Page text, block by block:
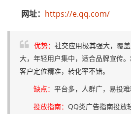
网址： https://e.qq.com/
优势： 社交应用极其强大，覆
大，年轻用户集中，适合品牌宣传
客户定位精准，转化率不错。
缺点： 平台多，人群广，易投难
投放指南： QQ类广告指南投放